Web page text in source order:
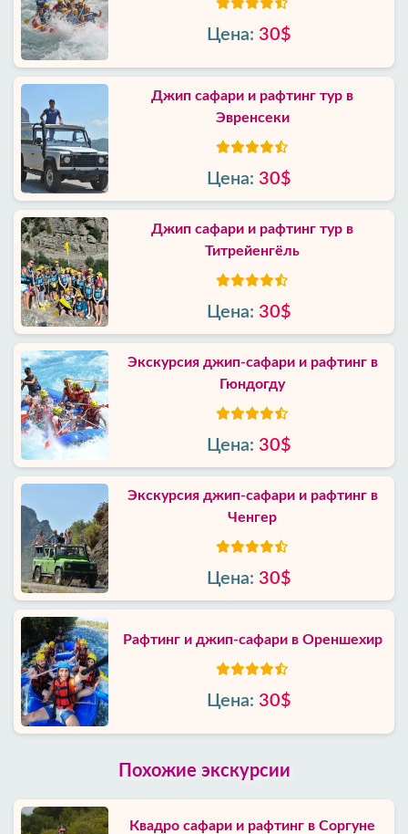
Цена: 30$
Джип сафари и рафтинг тур в
Эвренсеки
Цена: 30$
Джип сафари и рафтинг тур в
Титрейенгёль
Цена: 30$
Экскурсия джип-сафари и рафтинг в
Гюндогду
Цена: 30$
Экскурсия джип-сафари и рафтинг в
Ченгер
Цена: 30$
Рафтинг и джип-сафари в Ореншехир
Цена: 30$
Похожие экскурсии
Квадро сафари и рафтинг в Соргуне